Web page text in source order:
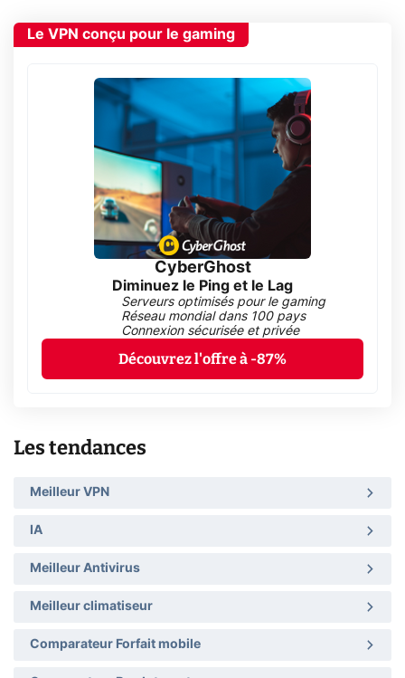
Le VPN conçu pour le gaming
CyberGhost
Diminuez le Ping et le Lag
Serveurs optimisés pour le gaming
Réseau mondial dans 100 pays
Connexion sécurisée et privée
Découvrez l'offre à -87%
Les tendances
Meilleur VPN
IA
Meilleur Antivirus
Meilleur climatiseur
Comparateur Forfait mobile